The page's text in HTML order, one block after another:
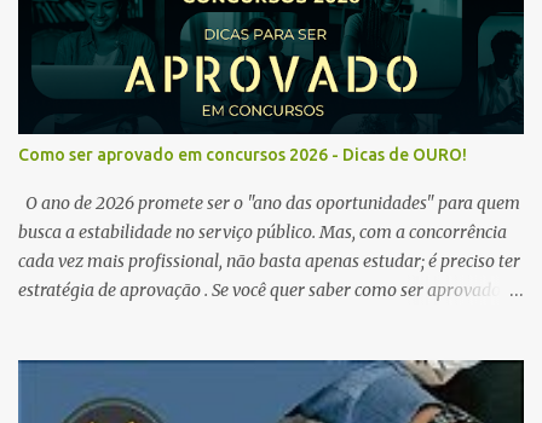
Como ser aprovado em concursos 2026 - Dicas de OURO!
O ano de 2026 promete ser o "ano das oportunidades" para quem
busca a estabilidade no serviço público. Mas, com a concorrência
cada vez mais profissional, não basta apenas estudar; é preciso ter
estratégia de aprovação . Se você quer saber como ser aprovado
Edital Verticalizado Não comece a estudar sem ler o edital. A dica
de ouro é criar um edital verticalizado . Liste todos os tópicos e